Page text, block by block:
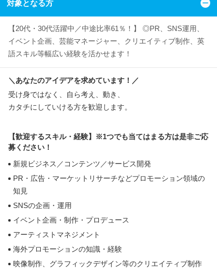
対象となる方
【20代・30代活躍中／中途比率61％！】 ◎PR、SNS運用、
イベント企画、芸能マネージャー、クリエイティブ制作、英
語スキル等幅広い経験を活かせます！
＼あなたのアイデアを求めています！／
受け身ではなく、自ら考え、動き、
カタチにしていける方を歓迎します。
【歓迎するスキル・経験】※1つでも当てはまる方は是非ご応
募ください！
新規ビジネス／コンテンツ／サービス開発
PR・広告・マーケットリサーチなどプロモーション領域の
知見
SNSの企画・運用
イベント企画・制作・プロデュース
アーティストマネジメント
海外プロモーションの知識・経験
映像制作、グラフィックデザイン等のクリエイティブ制作